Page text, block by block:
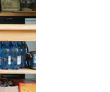
oder Wischgesten.